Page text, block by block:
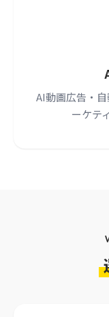
AI動画広告・
ーケテ